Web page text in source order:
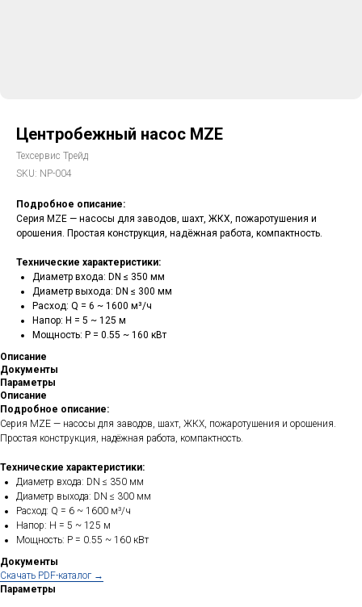
Центробежный насос MZE
Техсервис Трейд
SKU: NP-004
Подробное описание:
Серия MZE — насосы для заводов, шахт, ЖКХ, пожаротушения и
орошения. Простая конструкция, надёжная работа, компактность.
Технические характеристики:
Диаметр входа: DN ≤ 350 мм
Диаметр выхода: DN ≤ 300 мм
Расход: Q = 6 ~ 1600 м³/ч
Напор: H = 5 ~ 125 м
Мощность: P = 0.55 ~ 160 кВт
Описание
Документы
Параметры
Описание
Подробное описание:
Серия MZE — насосы для заводов, шахт, ЖКХ, пожаротушения и орошения.
Простая конструкция, надёжная работа, компактность.
Технические характеристики:
Диаметр входа: DN ≤ 350 мм
Диаметр выхода: DN ≤ 300 мм
Расход: Q = 6 ~ 1600 м³/ч
Напор: H = 5 ~ 125 м
Мощность: P = 0.55 ~ 160 кВт
Документы
Cкачать PDF-каталог →
Параметры